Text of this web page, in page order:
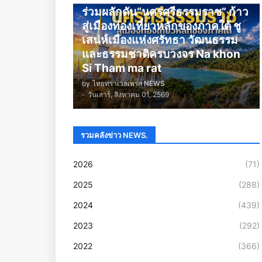
ร่วมผลักดัน“นครศรีธรรมราช” ก้าว
สู่เมืองท่องเที่ยวหลักของภาคใต้ ชู
เสน่ห์เมืองแห่งศรัทธา วัฒนธรรม
และธรรมชาติครบวงจร Na khon
Si Tham ma rat
by ไทยทราเวลเพรส NEWS
- วันเสาร์, สิงหาคม 01, 2569
รวมคลังข่าว NEWS.
2026 (71)
2025 (288)
2024 (439)
2023 (292)
2022 (366)